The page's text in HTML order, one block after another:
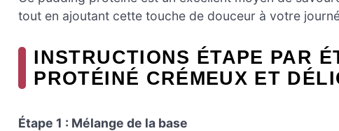
tout en ajoutant cette touche de douceur à votre
INSTRUCTIONS ÉTAPE PAR
PROTÉINÉ CRÉMEUX ET
Étape 1 : Mélange de la base